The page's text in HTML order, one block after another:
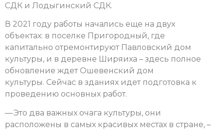
СДК и Лодыгинский СДК.
В 2021 году работы начались еще на двух
объектах: в поселке Пригородный, где
капитально отремонтируют Павловский дом
культуры, и в деревне Ширяиха – здесь полное
обновление ждет Ошевенский дом
культуры. Сейчас в зданиях идет подготовка к
проведению основных работ.
— Это два важных очага культуры, они
расположены в самых красивых местах в стране, –